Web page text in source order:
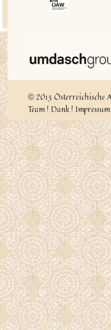
© 2013 Österreichische
Team| Dank | Impressum